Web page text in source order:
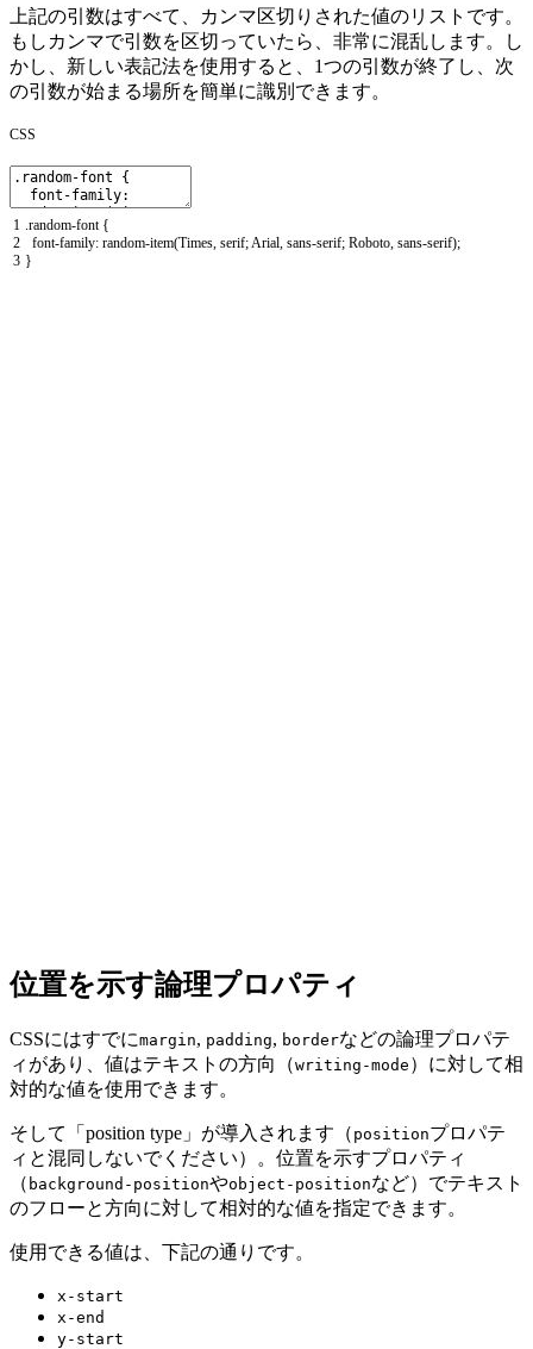
上記の引数はすべて、カンマ区切りされた値のリストです。
もしカンマで引数を区切っていたら、非常に混乱します。し
かし、新しい表記法を使用すると、1つの引数が終了し、次
の引数が始まる場所を簡単に識別できます。
CSS
1
2
3
.random-font {
font-family: random-item(Times, serif;Arial, sans-serif; Roboto, sans-serif);
}
位置を示す論理プロパティ
CSSにはすでにmargin, padding, borderなどの論理プロパテ
ィがあり、値はテキストの方向（writing-mode ）に対して相
対的な値を使用できます。
そして「position type」が導入されます（ positionプロパテ
ィと混同しないでください）。位置を示すプロパティ
（ background-positionやobject-positionなど）でテキスト
のフローと方向に対して相対的な値を指定できます。
使用できる値は、下記の通りです。
x-start
x-end
y-start